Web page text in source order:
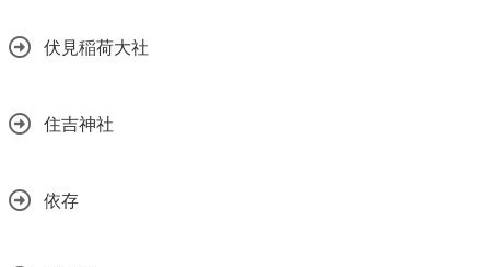
伏見稲荷大社
住吉神社
依存